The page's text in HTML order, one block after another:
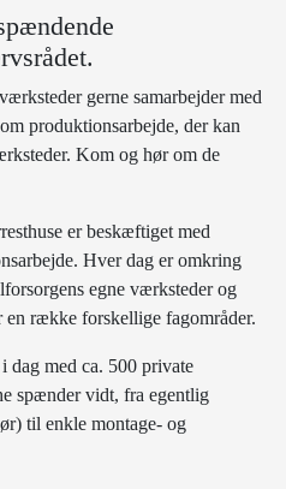
gerne samarbejder med
produktionsarbejde, der kan
Kom og hør om de
er beskæftiget med
Hver dag er omkring
egne værksteder og
række forskellige fagområder.
dag med ca. 500 private
spænder vidt, fra egentlig
til enkle montage- og